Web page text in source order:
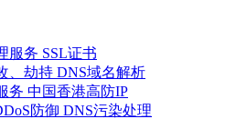
服务 SSL证书
、劫持 DNS域名解析
务 中国香港高防IP
防御 DNS污染处理